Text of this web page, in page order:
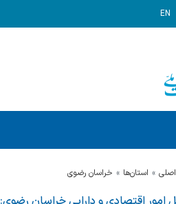
EN
استان‌ها خراسان رضوي